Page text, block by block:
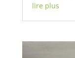
lire plus